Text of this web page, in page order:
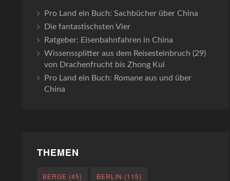
Pro Land ein Buch: Sachbücher über China
Die fantastischsten Vier
Ratgeber: Eisenbahnfahren in China
Wissenssplitter aus dem Reisesteinbruch (29)
von Drachenfrucht bis Zhong Kui
Pro Land ein Buch: Romane aus und über
China
THEMEN
BERGE (45) BERLIN (115)